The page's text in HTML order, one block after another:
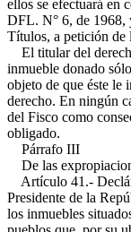
ellos se efectuará en
DFL. N° 6, de 1968,
Títulos, a petición
El titular del
inmueble donado
objeto de que éste le
derecho. En ningún
del Fisco como
obligado.
Párrafo III
De las
Artículo 41.-
Presidente de la
los inmuebles